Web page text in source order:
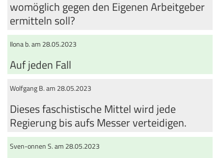
womöglich gegen den Eigenen Arbeitgeber
ermitteln soll?
Ilona b. am 28.05.2023
Auf jeden Fall
Wolfgang B. am 28.05.2023
Dieses faschistische Mittel wird jede
Regierung bis aufs Messer verteidigen.
Sven-onnen S. am 28.05.2023